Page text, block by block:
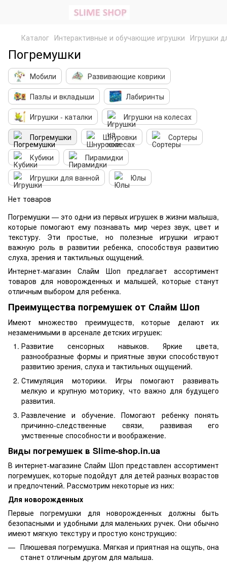
Каталог Интерактивные и обучающие игрушки Игрушки
Погремушки — это одни из первых игрушек в жизни малыша,
которые помогают ему познавать мир через звук, цвет и
текстуру. Эти простые, но полезные игрушки играют
важную роль в развитии ребенка, способствуя развитию
слуха, зрения и тактильных ощущений.
Интернет-магазин Слайм Шоп предлагает ассортимент
товаров для новорожденных и малышей, которые станут
отличным выбором для ребенка.
Преимущества погремушек от Слайм Шоп
Имеют множество преимуществ, которые делают их
незаменимыми в арсенале детских игрушек:
Развитие сенсорных навыков. Яркие цвета,
разнообразные формы и приятные звуки способствуют
развитию зрения, слуха и тактильных ощущений.
Стимуляция моторики. Игры помогают развивать
мелкую и крупную моторику, что важно для будущего
развития.
Развлечение и обучение. Помогают ребенку понять
причинно-следственные связи, развивая его
умственные способности и воображение.
Виды погремушек в Slime-shop.in.ua
В интернет-магазине Слайм Шоп представлен ассортимент
погремушек, которые подойдут для детей разных возрастов
и предпочтений. Рассмотрим некоторые из них:
Для новорожденных
Первые погремушки для новорожденных должны быть
безопасными и удобными для маленьких ручек. Они обычно
имеют мягкую текстуру и простую конструкцию:
Плюшевая погремушка. Мягкая и приятная на ощупь, она
станет отличным другом для малыша.
Погремушки
Мобили
Развивающие коврики
Пазлы и вкладыши
Лабиринты
Игрушки - каталки
Игрушки на колесах
Погремушки
Шнуровки
Сортеры
Кубики
Пирамидки
Игрушки для ванной
Юлы
Нет товаров